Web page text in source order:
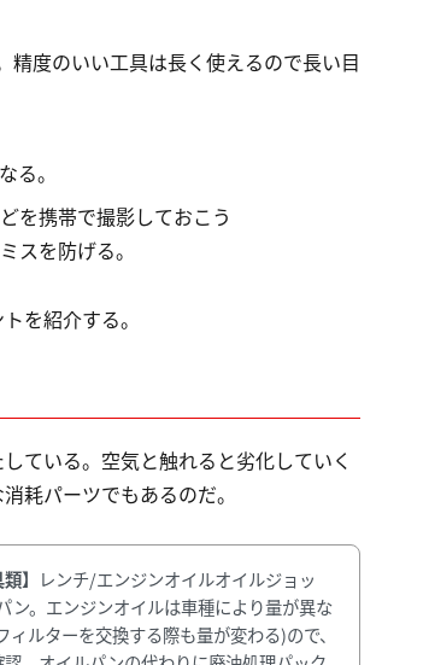
度のいい工具は長く使えるので長い目
る。
を携帯で撮影しておこう
スを防げる。
を紹介する。
ている。空気と触れると劣化していく
耗パーツでもあるのだ。
】 レンチ/エンジンオイルオイルジョッ
ン。エンジンオイルは車種により量が異な
ィルターを交換する際も量が変わる)ので、